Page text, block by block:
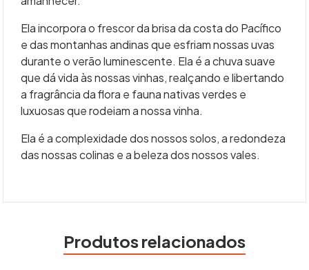
Ela incorpora o frescor da brisa da costa do Pacífico
e das montanhas andinas que esfriam nossas uvas
durante o verão luminescente. Ela é a chuva suave
que dá vida às nossas vinhas, realçando e libertando
a fragrância da flora e fauna nativas verdes e
luxuosas que rodeiam a nossa vinha.
Ela é a complexidade dos nossos solos, a redondeza
das nossas colinas e a beleza dos nossos vales.
Produtos relacionados